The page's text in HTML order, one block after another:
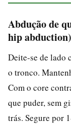
Abdução de
hip abduction)
Deite-se de lado
o tronco.
Com o core
que puder, sem
trás. Segure por